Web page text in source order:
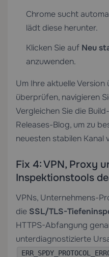
Chrome sucht
lädt diese herunter.
Klicken Sie auf Neu
anzuwenden.
Um Ihre aktuelle
überprüfen, navigieren
Vergleichen Sie die
Releases-Blog, um zu
neuesten stabilen Kanal
Fix 4: VPN, Proxy
Inspektionstools
VPNs, Unternehmens-
die SSL/TLS-
HTTPS-Abfangung
unterdiagnostizierte